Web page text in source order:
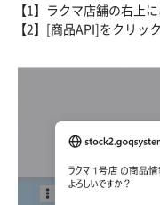
【1】ラクマ店舗の右上
【2】[商品API]をクリッ